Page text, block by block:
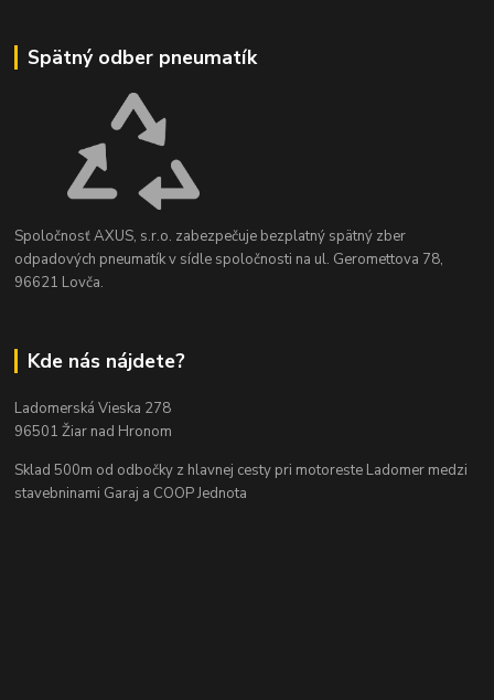
Spätný odber pneumatík
Spoločnosť AXUS, s.r.o. zabezpečuje bezplatný spätný zber
odpadových pneumatík v sídle spoločnosti na ul. Geromettova 78,
96621 Lovča.
Kde nás nájdete?
Ladomerská Vieska 278
96501 Žiar nad Hronom
Sklad 500m od odbočky z hlavnej cesty pri motoreste Ladomer medzi
stavebninami Garaj a COOP Jednota